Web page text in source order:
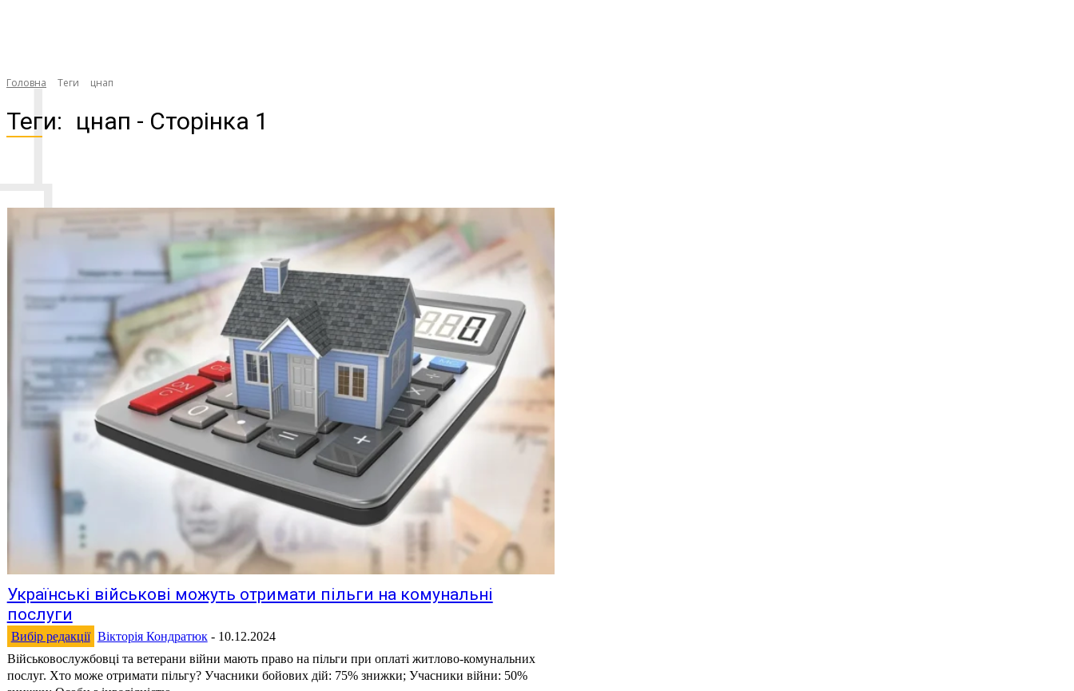
Головна Теги цнап
Теги: цнап - Сторінка 1
Українські військові можуть отримати пільги на комунальні
послуги
Вибір редакції Вікторія Кондратюк - 10.12.2024
Військовослужбовці та ветерани війни мають право на пільги при оплаті житлово-комунальних
послуг. Хто може отримати пільгу? Учасники бойових дій: 75% знижки; Учасники війни: 50%